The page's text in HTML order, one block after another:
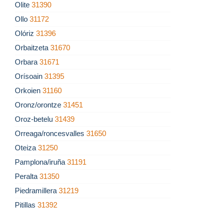
Olite 31390
Ollo 31172
Olóriz 31396
Orbaitzeta 31670
Orbara 31671
Orísoain 31395
Orkoien 31160
Oronz/orontze 31451
Oroz-betelu 31439
Orreaga/roncesvalles 31650
Oteiza 31250
Pamplona/iruña 31191
Peralta 31350
Piedramillera 31219
Pitillas 31392